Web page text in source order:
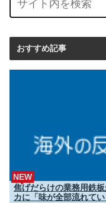
おすすめ記事
焦げだらけの業務用鉄
カに「味が全部流れてい
NEW